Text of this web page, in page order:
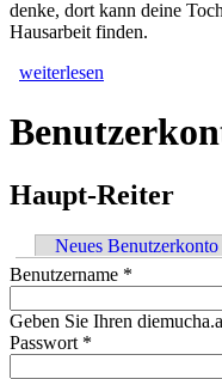
denke, dort kann deine
Hausarbeit finden.
weiterlesen
Haupt-Reiter
Neues Benutzerkonto
Benutzername *
Geben Sie Ihren
Passwort *